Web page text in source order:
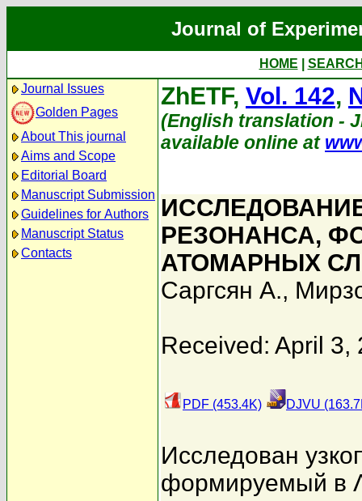
Journal of
HOME
Journal Issues
Golden Pages
About This journal
Aims and Scope
Editorial Board
Manuscript Submission
Guidelines for Authors
Manuscript Status
Contacts
ZhETF, Vol. 142,
(English translation -
available online at
РЕЗОНАНСА,
АТОМАРНЫХ
Саргсян А.,
Received: April 3,
PDF (453.4K) DJVU
Исследован
формируемый в